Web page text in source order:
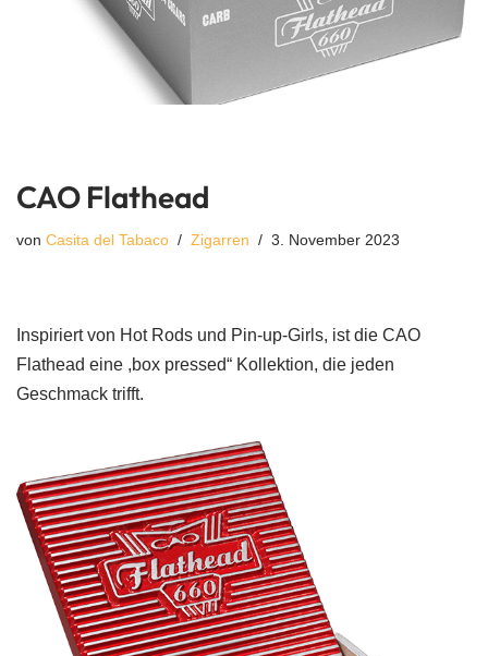
CAO Flathead
von Casita del Tabaco Zigarren 3. November 2023
Inspiriert von Hot Rods und Pin-up-Girls, ist die CAO
Flathead eine ,box pressed“ Kollektion, die jeden
Geschmack trifft.